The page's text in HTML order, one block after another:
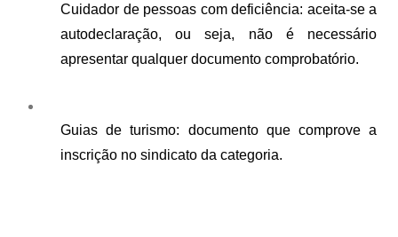
Cuidador de pessoas com deficiência: aceita-se a
autodeclaração, ou seja, não é necessário
apresentar qualquer documento comprobatório.
Guias de turismo: documento que comprove a
inscrição no sindicato da categoria.